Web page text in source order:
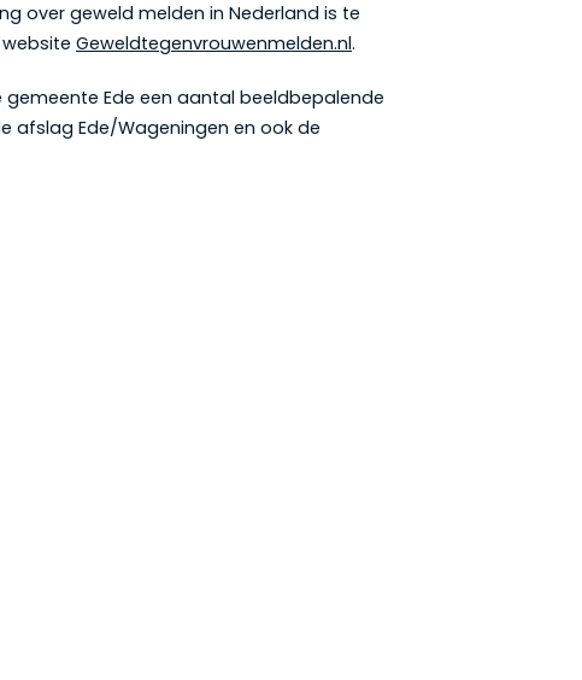
over geweld melden in Nederland is te
Geweldtegenvrouwenmelden.nl.
Ede een aantal beeldbepalende
afslag Ede/Wageningen en ook de